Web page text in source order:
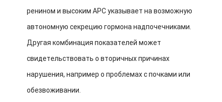
ренином и высоким АРС указывает на возможную
автономную секрецию гормона надпочечниками.
Другая комбинация показателей может
свидетельствовать о вторичных причинах
нарушения, например о проблемах с почками или
обезвоживании.